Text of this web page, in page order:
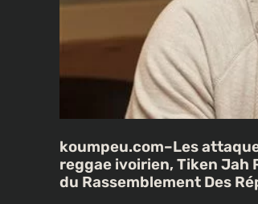
koumpeu.com–Les
reggae ivoirien, Tiken Jah
du Rassemblement Des